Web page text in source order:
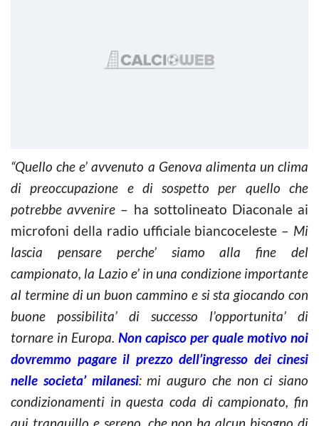
“Quello che e’ avvenuto a Genova alimenta un clima
di preoccupazione e di sospetto per quello che
potrebbe avvenire – ha sottolineato Diaconale ai
microfoni della radio ufficiale biancoceleste – Mi
lascia pensare perche’ siamo alla fine del
campionato, la Lazio e’ in una condizione importante
al termine di un buon cammino e si sta giocando con
buone possibilita’ di successo l’opportunita’ di
tornare in Europa. Non capisco per quale motivo noi
dovremmo pagare il prezzo dell’ingresso dei cinesi
nelle societa’ milanesi: mi auguro che non ci siano
condizionamenti in questa coda di campionato, fin